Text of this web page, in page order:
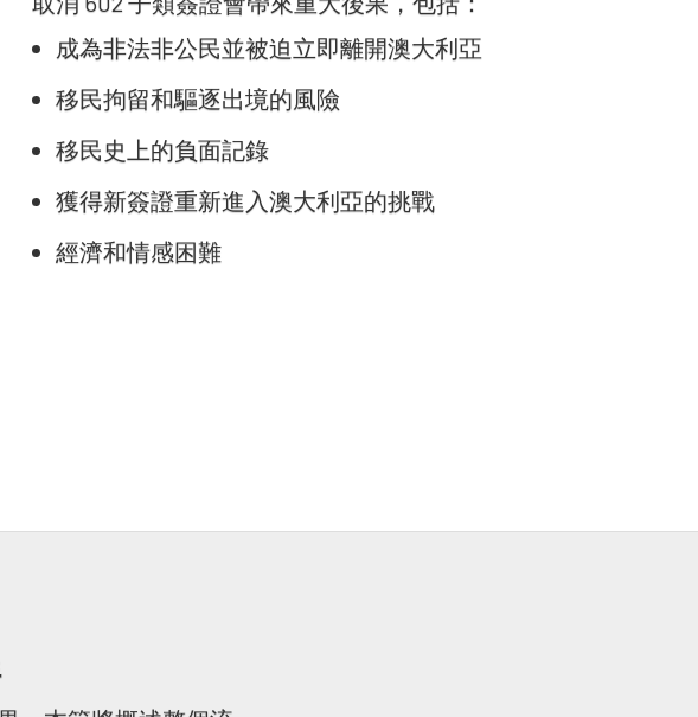
成為非法非公民並被迫立即離開澳大利亞
移民拘留和驅逐出境的風險
移民史上的負面記錄
獲得新簽證重新進入澳大利亞的挑戰
經濟和情感困難